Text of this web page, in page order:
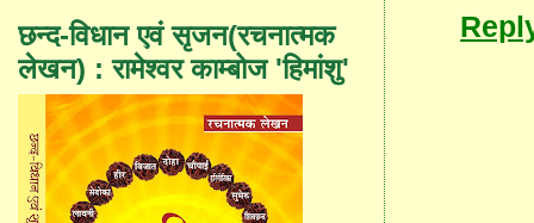
छन्द-विधान एवं सृजन(रचनात्मक
लेखन) : रामेश्वर काम्बोज 'हिमांशु'